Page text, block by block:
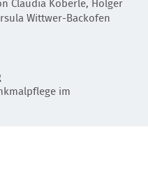
Claudia Köberle, Holger
Wittwer-Backofen
im